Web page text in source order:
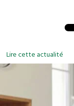
Lire cette actualité